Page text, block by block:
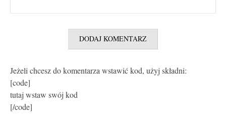
Jeżeli chcesz do komentarza wstawić kod, użyj składni:
[code]
tutaj wstaw swój kod
[/code]